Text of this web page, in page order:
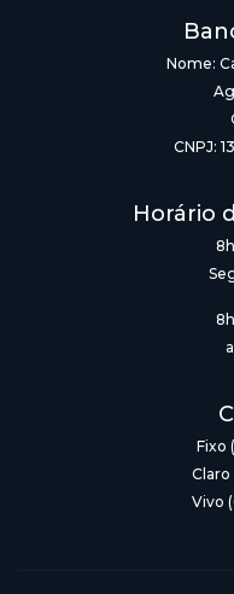
Nome:
CNPJ:
Horário
Fixo
Claro
Vivo